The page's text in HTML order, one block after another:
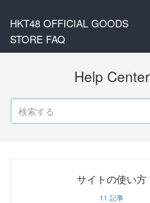
HKT48 OFFICIAL GOODS
STORE FAQ
Help Center
サイトの使い方
11 記事